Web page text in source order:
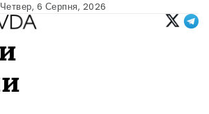
Четвер, 6 Серпня, 2026